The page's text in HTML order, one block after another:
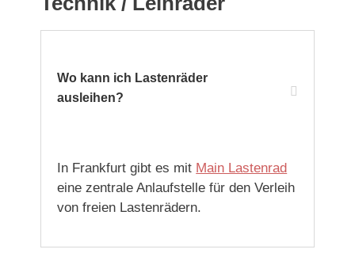
Wo kann ich Lastenräder
ausleihen?
In Frankfurt gibt es mit Main Lastenrad
eine zentrale Anlaufstelle für den Verleih
von freien Lastenrädern.